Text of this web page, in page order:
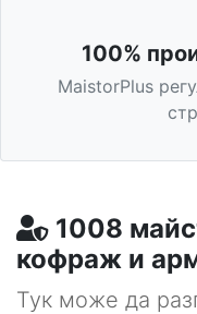
100%
MaistorPlus
1008
кофраж и
Тук може да